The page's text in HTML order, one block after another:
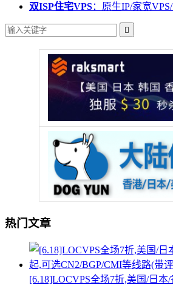
双ISP住宅VPS：原生IP/家宽

热门文章
[6.18]LOCVPS全场7折,美国/日本